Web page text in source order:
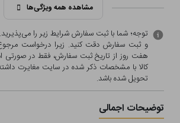
مشاهده همه ویژگی‌ها
توجه؛ شما با ثبت سفارش شرایط زیر را
و ثبت سفارش دقت کنید. زیرا درخواست
هفت روز از تاریخ ثبت سفارش، فقط در صورتی
کالا با مشخصات ذکر شده در سایت مغایرت
تحویل شده باشد.
توضیحات اجمالی